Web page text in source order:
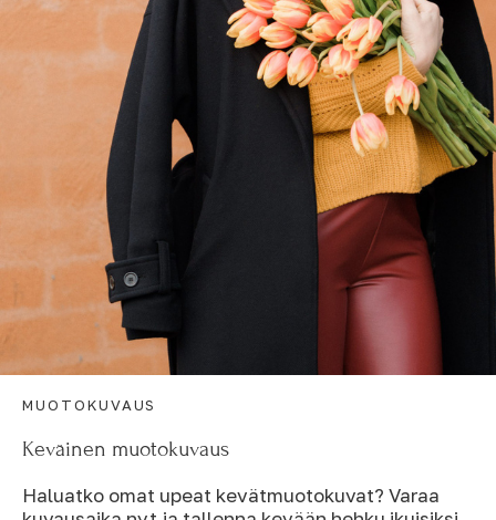
MUOTOKUVAUS
Keväinen muotokuvaus
Haluatko omat upeat kevätmuotokuvat? Varaa